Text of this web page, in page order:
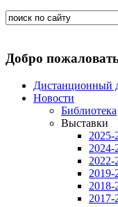
Добро
Дистанционный
Новости
Библиотека
Выставки
2025-
2024-
2022-
2019-
2018-
2017-